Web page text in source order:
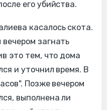
его убийства.
касалось скота.
загнать
это тем, что дома
и уточнил время. В
Позже вечером
выполнена ли